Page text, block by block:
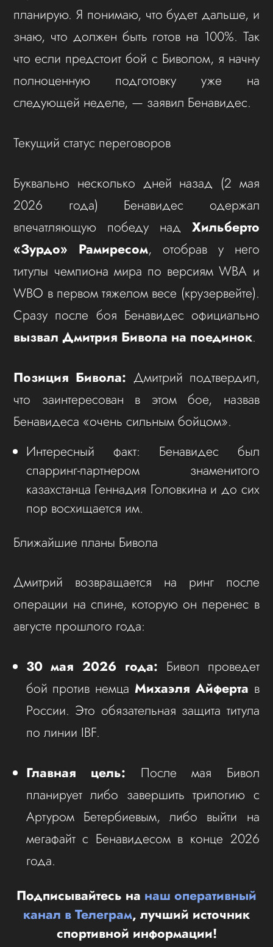
планирую. Я понимаю, что будет дальше, и
знаю, что должен быть готов на 100%. Так
что если предстоит бой с Биволом, я начну
полноценную подготовку уже на
следующей неделе, — заявил Бенавидес.
Текущий статус переговоров
Буквально несколько дней назад (2 мая
2026 года) Бенавидес одержал
впечатляющую победу над Хильберто
«Зурдо» Рамиресом, отобрав у него
титулы чемпиона мира по версиям WBA и
WBO в первом тяжелом весе (крузервейте).
Сразу после боя Бенавидес официально
вызвал Дмитрия Бивола на поединок.
Позиция Бивола: Дмитрий подтвердил,
что заинтересован в этом бое, назвав
Бенавидеса «очень сильным бойцом».
Интересный факт: Бенавидес был
спарринг-партнером знаменитого
казахстанца Геннадия Головкина и до сих
пор восхищается им.
Ближайшие планы Бивола
Дмитрий возвращается на ринг после
операции на спине, которую он перенес в
августе прошлого года:
30 мая 2026 года: Бивол проведет
бой против немца Михаэля Айферта в
России. Это обязательная защита титула
по линии IBF.
Главная цель: После мая Бивол
планирует либо завершить трилогию с
Артуром Бетербиевым, либо выйти на
мегафайт с Бенавидесом в конце 2026
года.
Подписывайтесь на наш оперативный
канал в Телеграм, лучший источник
спортивной информации!